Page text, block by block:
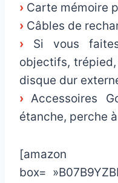
› Carte mémoire
› Câbles de
›
Si vous
objectifs,
disque dur
›Accessoires
étanche, perche
[amazon
box=